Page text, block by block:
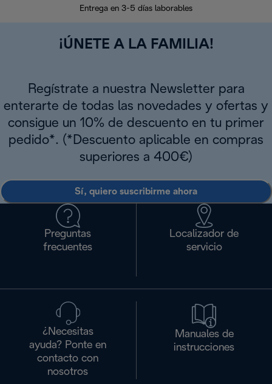
Entrega en 3-5 días laborables
¡ÚNETE A LA FAMILIA!
Regístrate a nuestra Newsletter para
enterarte de todas las novedades y ofertas y
consigue un 10% de descuento en tu primer
pedido*. (*Descuento aplicable en compras
superiores a 400€)
Sí, quiero suscribirme ahora
Preguntas
frecuentes
Localizador de
servicio
¿Necesitas
ayuda? Ponte en
contacto con
nosotros
Manuales de
instrucciones